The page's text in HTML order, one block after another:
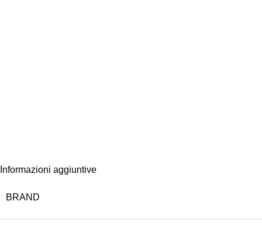
Informazioni aggiuntive
BRAND